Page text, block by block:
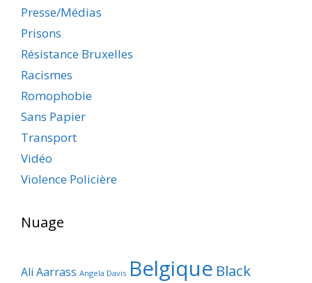
Presse/Médias
Prisons
Résistance Bruxelles
Racismes
Romophobie
Sans Papier
Transport
Vidéo
Violence Policière
Nuage
Ali Aarrass Angela Davis Belgique Black